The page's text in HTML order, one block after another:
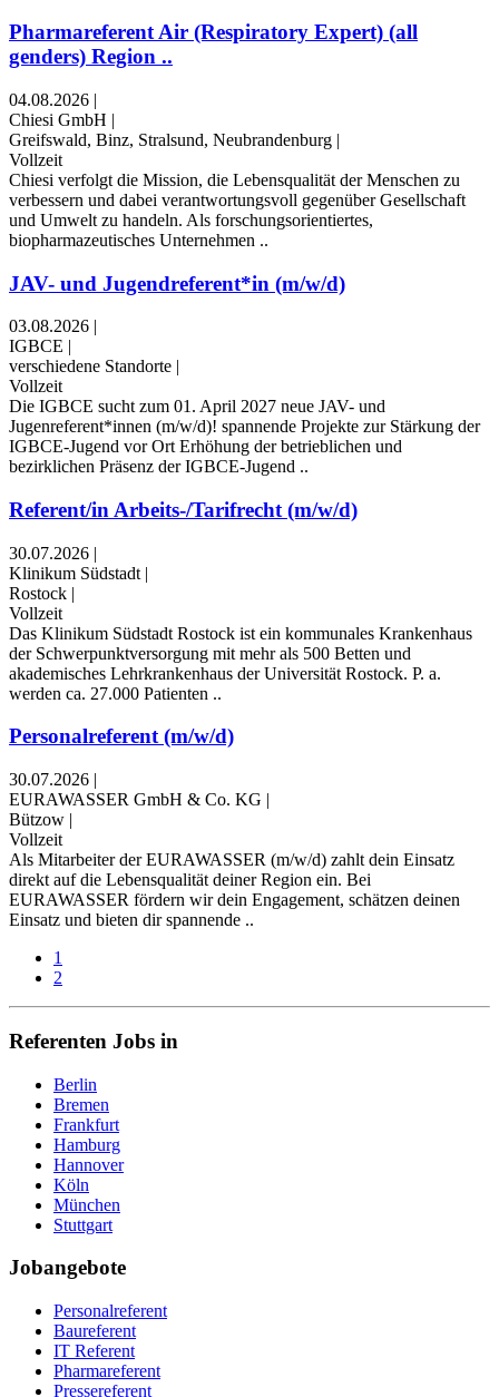
Pharmareferent Air (Respiratory Expert) (all
genders) Region ..
04.08.2026 |
Chiesi GmbH |
Greifswald, Binz, Stralsund, Neubrandenburg |
Vollzeit
Chiesi verfolgt die Mission, die Lebensqualität der Menschen zu
verbessern und dabei verantwortungsvoll gegenüber Gesellschaft
und Umwelt zu handeln. Als forschungsorientiertes,
biopharmazeutisches Unternehmen ..
JAV- und Jugendreferent*in (m/w/d)
03.08.2026 |
IGBCE |
verschiedene Standorte |
Vollzeit
Die IGBCE sucht zum 01. April 2027 neue JAV- und
Jugenreferent*innen (m/w/d)! spannende Projekte zur Stärkung der
IGBCE-Jugend vor Ort Erhöhung der betrieblichen und
bezirklichen Präsenz der IGBCE-Jugend ..
Referent/in Arbeits-/Tarifrecht (m/w/d)
30.07.2026 |
Klinikum Südstadt |
Rostock |
Vollzeit
Das Klinikum Südstadt Rostock ist ein kommunales Krankenhaus
der Schwerpunktversorgung mit mehr als 500 Betten und
akademisches Lehrkrankenhaus der Universität Rostock. P. a.
werden ca. 27.000 Patienten ..
Personalreferent (m/w/d)
30.07.2026 |
EURAWASSER GmbH & Co. KG |
Bützow |
Vollzeit
Als Mitarbeiter der EURAWASSER (m/w/d) zahlt dein Einsatz
direkt auf die Lebensqualität deiner Region ein. Bei
EURAWASSER fördern wir dein Engagement, schätzen deinen
Einsatz und bieten dir spannende ..
1
2
Referenten Jobs in
Berlin
Bremen
Frankfurt
Hamburg
Hannover
Köln
München
Stuttgart
Jobangebote
Personalreferent
Baureferent
IT Referent
Pharmareferent
Pressereferent